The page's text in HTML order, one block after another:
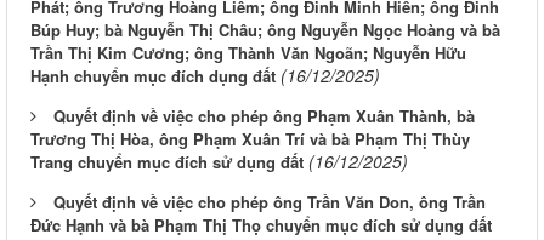
Phát; ông Trương Hoàng Liêm; ông Đinh Minh Hiền; ông Đinh
Búp Huy; bà Nguyễn Thị Châu; ông Nguyễn Ngọc Hoàng và bà
Trần Thị Kim Cương; ông Thành Văn Ngoãn; Nguyễn Hữu
Hạnh chuyển mục đích dụng đất (16/12/2025)
Quyết định về việc cho phép ông Phạm Xuân Thành, bà
Trương Thị Hòa, ông Phạm Xuân Trí và bà Phạm Thị Thùy
Trang chuyển mục đích sử dụng đất (16/12/2025)
Quyết định về việc cho phép ông Trần Văn Don, ông Trần
Đức Hạnh và bà Phạm Thị Thọ chuyển mục đích sử dụng đất